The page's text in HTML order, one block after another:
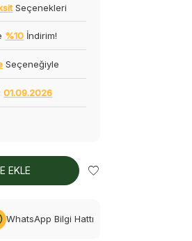
Seçenekleri
%10 İndirim!
Seçeneğiyle
01.09.2026
EKLE
WhatsApp Bilgi Hattı